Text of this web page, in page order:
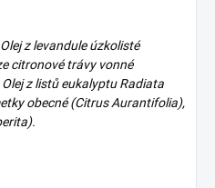
z levandule úzkolisté
citronové trávy vonné
z listů eukalyptu Radiata
obecné (Citrus Aurantifolia),